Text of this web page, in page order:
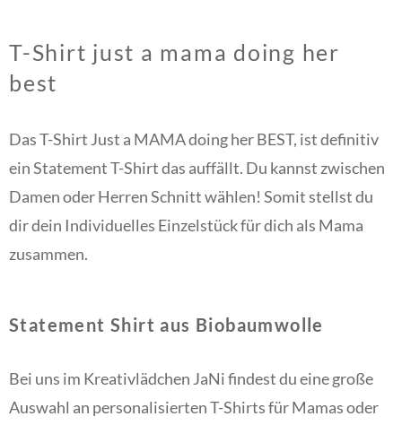
T-Shirt just a mama doing her
best
Das T-Shirt Just a MAMA doing her BEST, ist definitiv
ein Statement T-Shirt das auffällt. Du kannst zwischen
Damen oder Herren Schnitt wählen! Somit stellst du
dir dein Individuelles Einzelstück für dich als Mama
zusammen.
Statement Shirt aus Biobaumwolle
Bei uns im Kreativlädchen JaNi findest du eine große
Auswahl an personalisierten T-Shirts für Mamas oder